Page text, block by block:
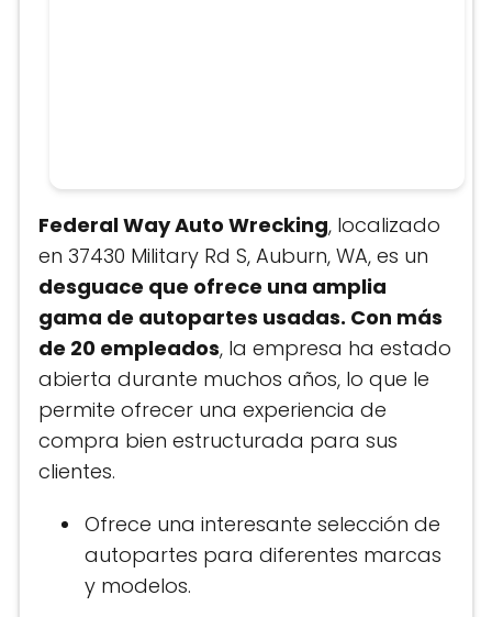
Federal Way Auto Wrecking, localizado
en 37430 Military Rd S, Auburn, WA, es un
desguace que ofrece una amplia
gama de autopartes usadas. Con más
de 20 empleados, la empresa ha estado
abierta durante muchos años, lo que le
permite ofrecer una experiencia de
compra bien estructurada para sus
clientes​.
Ofrece una interesante selección de
autopartes para diferentes marcas
y modelos.